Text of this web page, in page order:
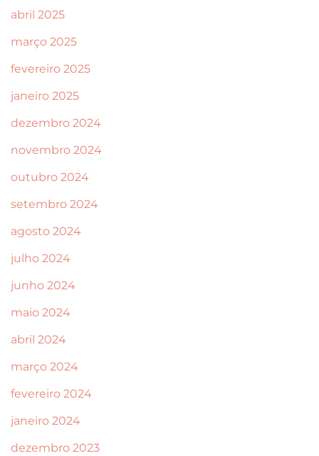
abril 2025
março 2025
fevereiro 2025
janeiro 2025
dezembro 2024
novembro 2024
outubro 2024
setembro 2024
agosto 2024
julho 2024
junho 2024
maio 2024
abril 2024
março 2024
fevereiro 2024
janeiro 2024
dezembro 2023